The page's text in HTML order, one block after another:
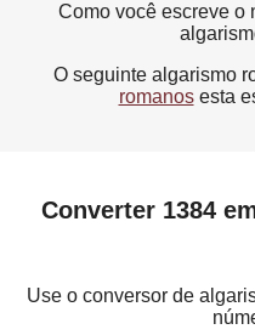
Como você escreve o
O seguinte algarismo
romanosesta
Converter 1384
Use o conversor de